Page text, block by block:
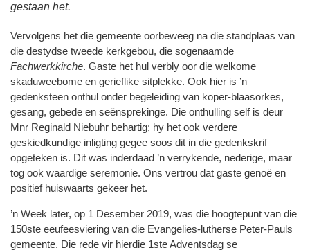
gestaan het.
Vervolgens het die gemeente oorbeweeg na die standplaas van
die destydse tweede kerkgebou, die sogenaamde
Fachwerkkirche. Gaste het hul verbly oor die welkome
skaduweebome en gerieflike sitplekke. Ook hier is ’n
gedenksteen onthul onder begeleiding van koper-blaasorkes,
gesang, gebede en seënsprekinge. Die onthulling self is deur
Mnr Reginald Niebuhr behartig; hy het ook verdere
geskiedkundige inligting gegee soos dit in die gedenkskrif
opgeteken is. Dit was inderdaad ’n verrykende, nederige, maar
tog ook waardige seremonie. Ons vertrou dat gaste genoë en
positief huiswaarts gekeer het.
’n Week later, op 1 Desember 2019, was die hoogtepunt van die
150ste eeufeesviering van die Evangelies-lutherse Peter-Pauls
gemeente. Die rede vir hierdie 1ste Adventsdag se